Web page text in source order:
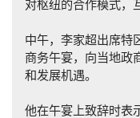
对枢纽的合作模式，
中午，李家超出席特
商务午宴，向当地政
和发展机遇。
他在午宴上致辞时表